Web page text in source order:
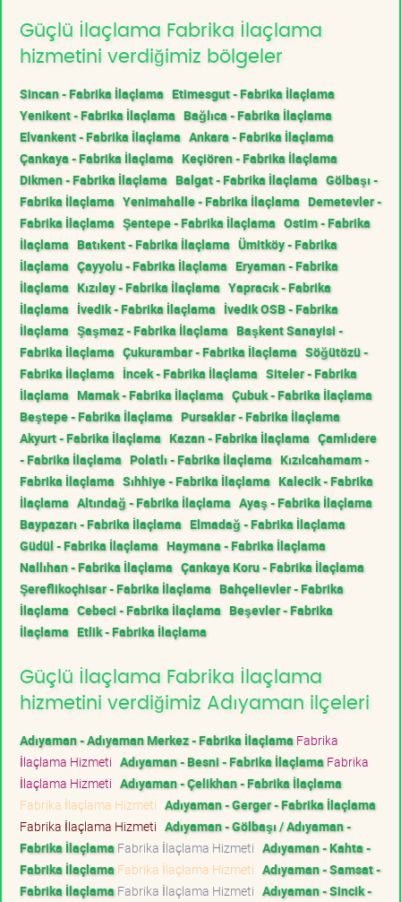
Güçlü İlaçlama Fabrika İlaçlama
hizmetini verdiğimiz bölgeler
Sincan - Fabrika İlaçlama Etimesgut - Fabrika İlaçlama
Yenikent - Fabrika İlaçlama Bağlıca - Fabrika İlaçlama
Elvankent - Fabrika İlaçlama Ankara - Fabrika İlaçlama
Çankaya - Fabrika İlaçlama Keçiören - Fabrika İlaçlama
Dikmen - Fabrika İlaçlama Balgat - Fabrika İlaçlama Gölbaşı -
Fabrika İlaçlama Yenimahalle - Fabrika İlaçlama Demetevler -
Fabrika İlaçlama Şentepe - Fabrika İlaçlama Ostim - Fabrika
İlaçlama Batıkent - Fabrika İlaçlama Ümitköy - Fabrika
İlaçlama Çayyolu - Fabrika İlaçlama Eryaman - Fabrika
İlaçlama Kızılay - Fabrika İlaçlama Yapracık - Fabrika
İlaçlama İvedik - Fabrika İlaçlama İvedik OSB - Fabrika
İlaçlama Şaşmaz - Fabrika İlaçlama Başkent Sanayisi -
Fabrika İlaçlama Çukurambar - Fabrika İlaçlama Söğütözü -
Fabrika İlaçlama İncek - Fabrika İlaçlama Siteler - Fabrika
İlaçlama Mamak - Fabrika İlaçlama Çubuk - Fabrika İlaçlama
Beştepe - Fabrika İlaçlama Pursaklar - Fabrika İlaçlama
Akyurt - Fabrika İlaçlama Kazan - Fabrika İlaçlama Çamlıdere
- Fabrika İlaçlama Polatlı - Fabrika İlaçlama Kızılcahamam -
Fabrika İlaçlama Sıhhiye - Fabrika İlaçlama Kalecik - Fabrika
İlaçlama Altındağ - Fabrika İlaçlama Ayaş - Fabrika İlaçlama
Baypazarı - Fabrika İlaçlama Elmadağ - Fabrika İlaçlama
Güdül - Fabrika İlaçlama Haymana - Fabrika İlaçlama
Nallıhan - Fabrika İlaçlama Çankaya Koru - Fabrika İlaçlama
Şereflikoçhisar - Fabrika İlaçlama Bahçelievler - Fabrika
İlaçlama Cebeci - Fabrika İlaçlama Beşevler - Fabrika
İlaçlama Etlik - Fabrika İlaçlama
Güçlü İlaçlama Fabrika İlaçlama
hizmetini verdiğimiz Adıyaman ilçeleri
Adıyaman - Adıyaman Merkez - Fabrika İlaçlama Fabrika
İlaçlama Hizmeti Adıyaman - Besni - Fabrika İlaçlama Fabrika
İlaçlama Hizmeti Adıyaman - Çelikhan - Fabrika İlaçlama
Fabrika İlaçlama Hizmeti Adıyaman - Gerger - Fabrika İlaçlama
Fabrika İlaçlama Hizmeti Adıyaman - Gölbaşı / Adıyaman -
Fabrika İlaçlama Fabrika İlaçlama Hizmeti Adıyaman - Kahta -
Fabrika İlaçlama Fabrika İlaçlama Hizmeti Adıyaman - Samsat -
Fabrika İlaçlama Fabrika İlaçlama Hizmeti Adıyaman - Sincik -